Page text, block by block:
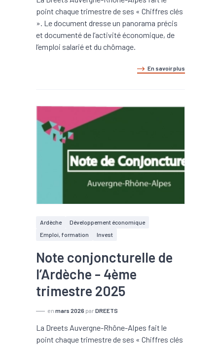
point chaque trimestre de ses « Chiffres clés
». Le document dresse un panorama précis
et documenté de l’activité économique, de
l’emploi salarié et du chômage.
En savoir plus
Ardèche
Développement économique
Emploi, formation
Invest
Note conjoncturelle de
l’Ardèche - 4ème
trimestre 2025
en mars 2026 par DREETS
La Dreets Auvergne-Rhône-Alpes fait le
point chaque trimestre de ses « Chiffres clés